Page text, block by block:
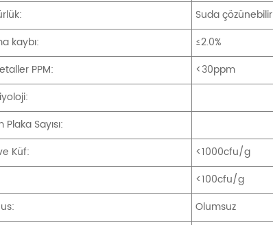
Suda çözünebilir
kaybı:
≤2.0%
PPM:
<30ppm
Sayısı:
Küf:
<1000cfu/g
<100cfu/g
Olumsuz